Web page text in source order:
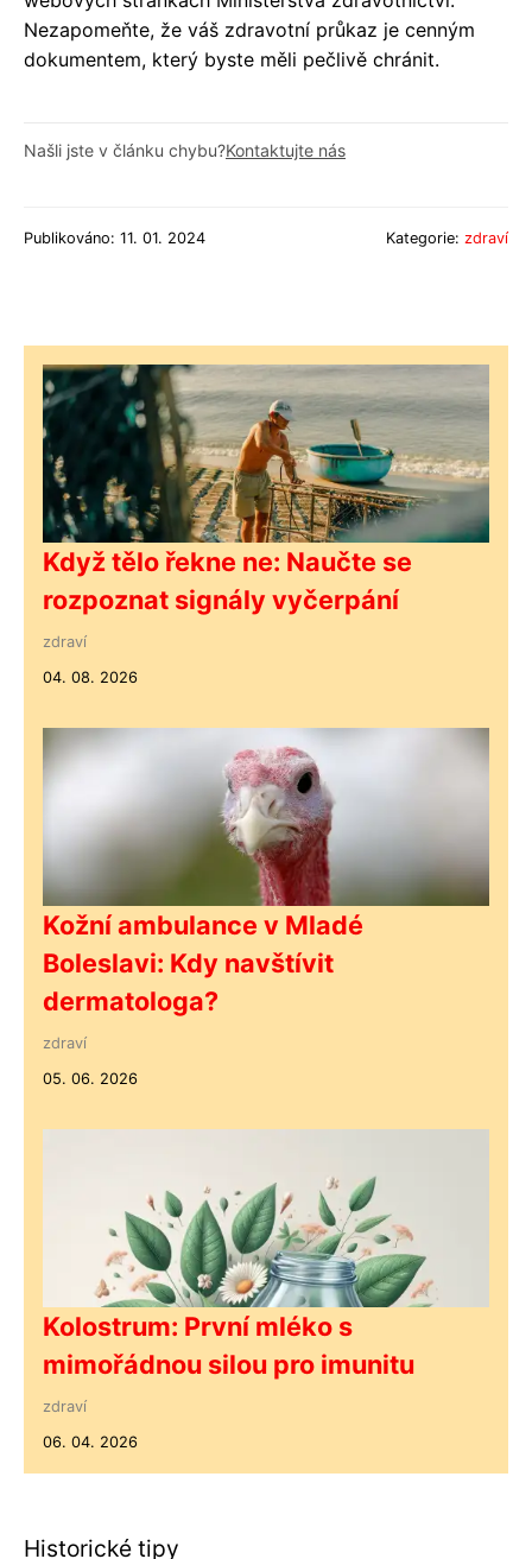
Nezapomeňte, že váš zdravotní průkaz je cenným
dokumentem, který byste měli pečlivě chránit.
Našli jste v článku chybu?Kontaktujte nás
Publikováno: 11. 01. 2024 Kategorie: zdraví
Když tělo řekne ne: Naučte se
rozpoznat signály vyčerpání
zdraví
04. 08. 2026
Kožní ambulance v Mladé
Boleslavi: Kdy navštívit
dermatologa?
zdraví
05. 06. 2026
Kolostrum: První mléko s
mimořádnou silou pro imunitu
zdraví
06. 04. 2026
Historické tipy